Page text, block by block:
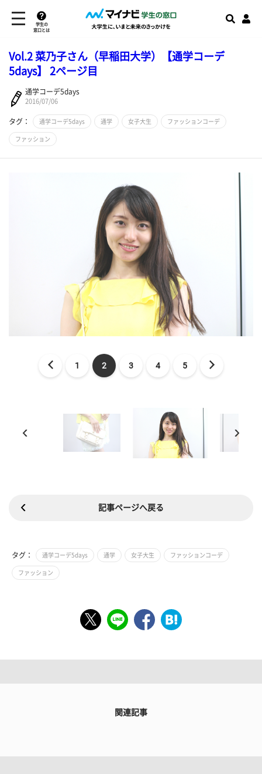
学生の
窓口とは
Vol.2 菜乃子さん（早稲田大学）【通学コーデ
5days】 2ページ目
通学コーデ5days
2016/07/06
タグ： 通学コーデ5days 通学 女子大生 ファッションコーデ
ファッション
1 2 3 4 5
記事ページへ戻る
タグ： 通学コーデ5days 通学 女子大生 ファッションコーデ
ファッション
関連記事